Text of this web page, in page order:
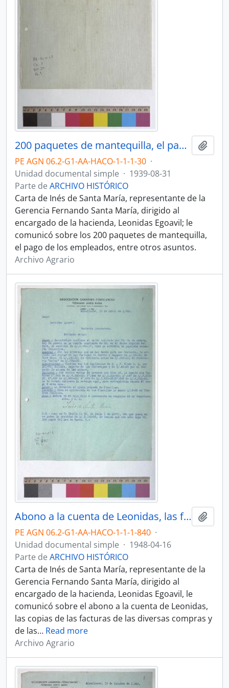
200 paquetes de mantequilla, el pago de los empleados
PE AGN 06.2-G1-AA-HACO-1-1-1-30 ·
Unidad documental simple · 1939-08-31
Parte de ARCHIVO HISTÓRICO
Carta de Inés de Santa María, representante de la
Gerencia Fernando Santa María, dirigido al
encargado de la hacienda, Leonidas Egoavil; le
comunicó sobre los 200 paquetes de mantequilla,
el pago de los empleados, entre otros asuntos.
Archivo Agrario
Abono a la cuenta de Leonidas, las facturas de las diversas compras
PE AGN 06.2-G1-AA-HACO-1-1-1-840 ·
Unidad documental simple · 1948-04-16
Parte de ARCHIVO HISTÓRICO
Carta de Inés de Santa María, representante de la
Gerencia Fernando Santa María, dirigido al
encargado de la hacienda, Leonidas Egoavil, le
comunicó sobre el abono a la cuenta de Leonidas,
las copias de las facturas de las diversas compras y
de las… Read more
Archivo Agrario